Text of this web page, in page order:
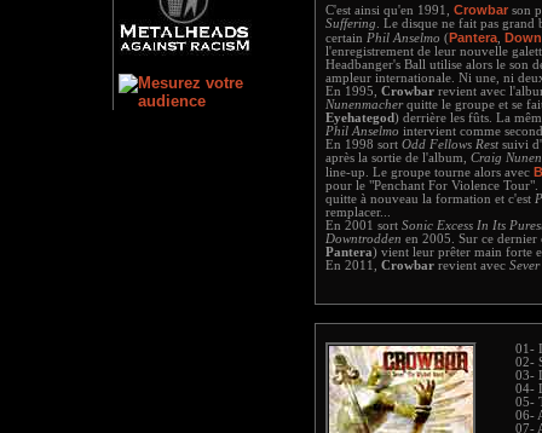
C'est ainsi qu'en 1991, Crowbar son
Suffering . Le disque ne fait pas
certain Phil Anselmo (Pantera Down
l'enregistrement de leur nouvelle
Headbanger's Ball utilise alors le son
ampleur internationale. Ni une, ni
En 1995, Crowbar revient avec
Nunenmacherquitte le groupe et se
Eyehategod) derrière les fûts. La
Phil Anselmo intervient comme
En 1998 sort Odd Fellows Rest suivi d'
après la sortie de l'album, Craig
line-up. Le groupe tourne alors avec
pour le "Penchant For Violence
quitte à nouveau la formation et c'est
remplacer...
En 2001 sort Sonic Excess In Its
Downtrodden en 2005. Sur ce
Pantera) vient leur prêter main forte
En 2011, Crowbar revient avec
01-
02-
03-
04-
05-
06-
07-